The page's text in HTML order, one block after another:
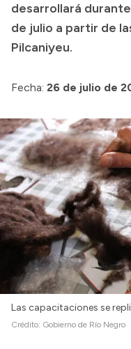
Consulta de
Consulta de pago a
Convocatorias
desarrollará
de julio a partir de
Pilcaniyeu.
Fecha: 26 de julio de
Las capacitaciones se
Crédito: Gobierno de Río Negro